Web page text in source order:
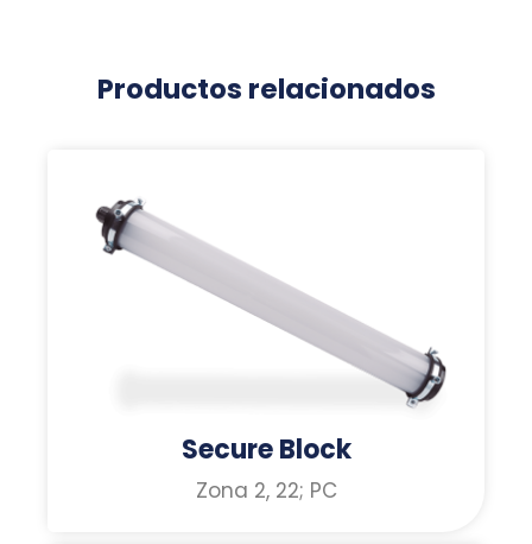
Productos relacionados
Secure Block
Zona 2, 22; PC